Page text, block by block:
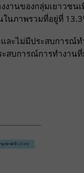
านของกลุ่มเยาวชน
นภาพรวมที่อยู่ที่
ละไม่มีประสบการณ์ท
สบการณ์การทำงาน